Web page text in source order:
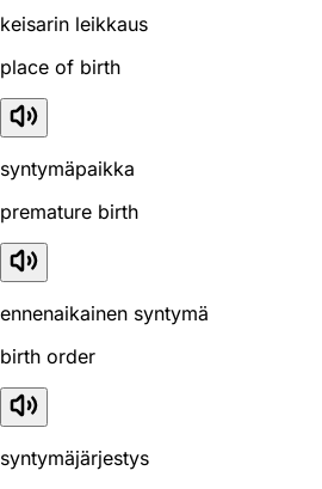
keisarin leikkaus
place of birth
syntymäpaikka
premature birth
ennenaikainen syntymä
birth order
syntymäjärjestys